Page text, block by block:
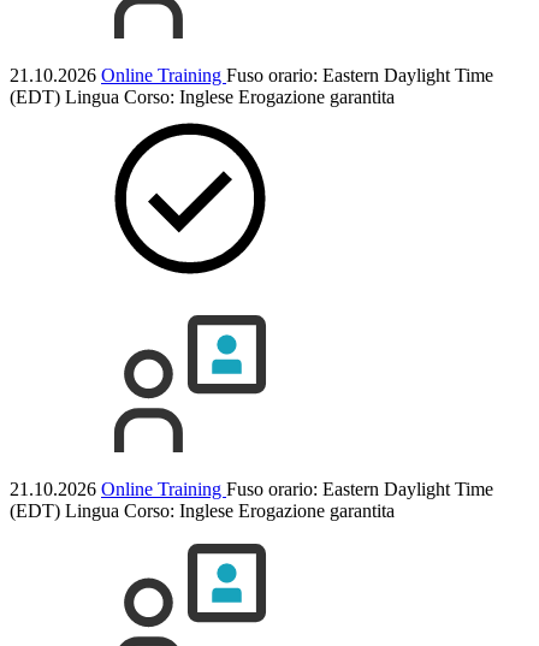
21.10.2026 Online Training Fuso orario: Eastern Daylight Time
(EDT) Lingua Corso: Inglese Erogazione garantita
21.10.2026 Online Training Fuso orario: Eastern Daylight Time
(EDT) Lingua Corso: Inglese Erogazione garantita